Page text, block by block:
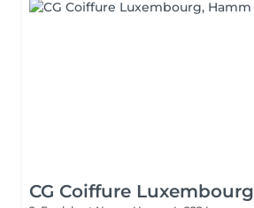
CG Coiffure Luxembourg